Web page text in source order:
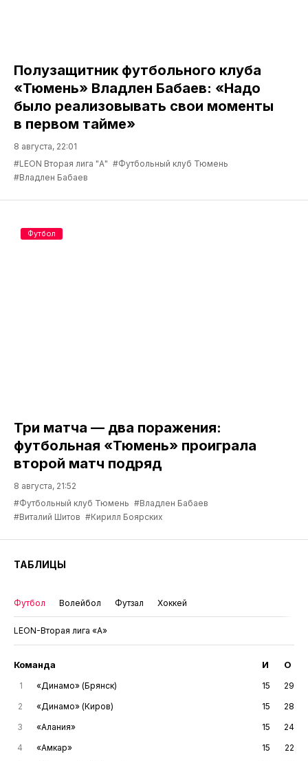
Полузащитник футбольного клуба
«Тюмень» Владлен Бабаев: «Надо
было реализовывать свои моменты
в первом тайме»
8 августа, 22:01
#LEON Вторая лига "А" #Футбольный клуб Тюмень
#Владлен Бабаев
Три матча — два поражения:
футбольная «Тюмень» проиграла
второй матч подряд
8 августа, 21:52
#Футбольный клуб Тюмень #Владлен Бабаев
#Виталий Шитов #Кирилл Боярских
Футбол
ТАБЛИЦЫ
Футбол Волейбол Футзал Хоккей
LEON-Вторая лига «А»
Команда И О
1 «Динамо» (Брянск) 15
29
2
«Динамо» (Киров) 15
28
3
«Алания» 15
24
4
«Амкар» 15
22